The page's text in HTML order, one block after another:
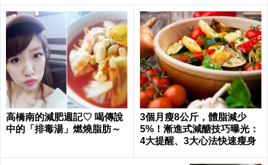
高橋南的減肥週記♡ 喝傳說
中的「排毒湯」燃燒脂肪～
3個月瘦8公斤，體脂減少
5%！漸進式減醣技巧曝光：
4大提醒、3大心法快速瘦身